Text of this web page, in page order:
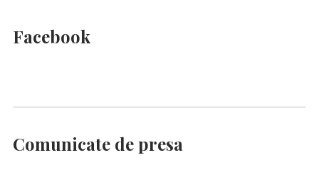
Facebook
Comunicate de presa